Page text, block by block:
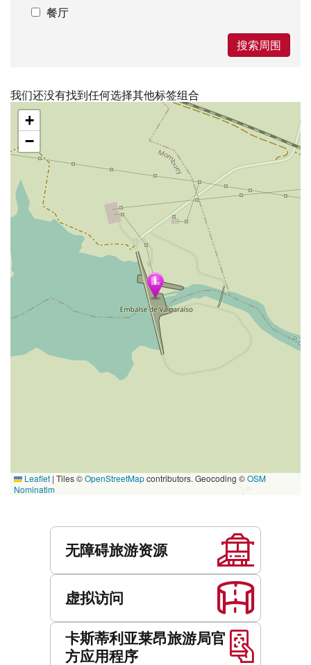
餐厅
搜索周围
我们还没有找到任何选择其他标签组合
跳
地
图
+
−
Leaflet | Tiles ©OpenStreetMapcontributors. Geocoding ©OSM
Nominatim
无障碍旅游资源
虚拟访问
卡斯蒂利亚莱昂旅游局官
方应用程序